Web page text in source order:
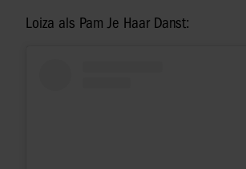
Loiza als Pam Je Haar Danst: